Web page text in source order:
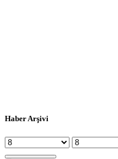
Haber Arşivi